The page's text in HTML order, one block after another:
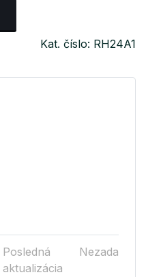
Kat. číslo: RH24A1
Posledná
aktualizácia
Nezadané